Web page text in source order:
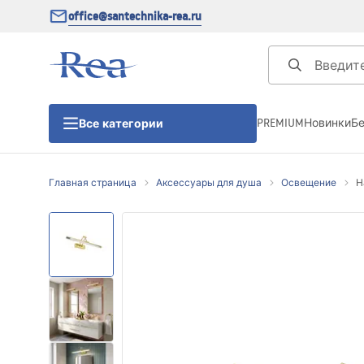
office@santechnika-rea.ru
Все категории
Душевые двери
Душевые поддоны
Линейные трапы для душа
PREMIUMНовинки
Главная страница Аксессуары для душа Освещение